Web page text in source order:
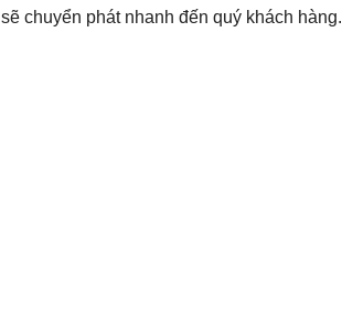
chuyển phát nhanh đến quý khách hàng.